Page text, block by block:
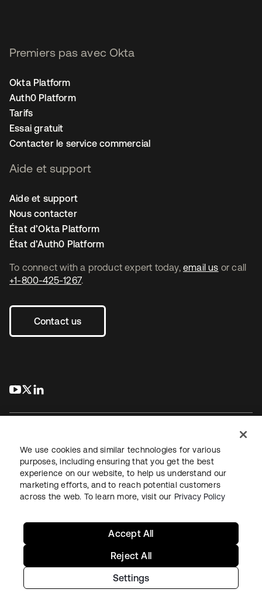
To connect with a product expert today, email us or call
+1-800-425-1267.
Contact us
s’ouvre dans un nouvel onglet
s’ouvre dans un nouvel onglet
Premiers pas avec Okta
Okta Platform
Auth0 Platform
Tarifs
Essai gratuit
Contacter le service commercial
Aide et support
Aide et support
Nous contacter
État d’Okta Platform
État d’Auth0 Platform
JuridiquePolitique de confidentialité
Conditions d’utilisation du siteSécuritéPlan du site
Paramètres des cookies
Copyright © 2026 Okta. Tous droits réservés.
We use cookies and similar technologies for various
purposes, including ensuring that you get the best
experience on our website, to help us understand our
marketing efforts, and to reach potential customers
across the web. To learn more, visit our Privacy Policy
Settings
Reject All
Accept All